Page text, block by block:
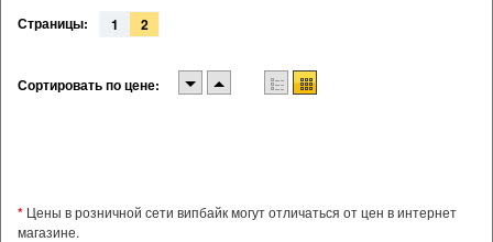
Страницы: 1 2
Сортировать по цене:
* Цены в розничной сети випбайк могут отличаться от цен в интернет
магазине.